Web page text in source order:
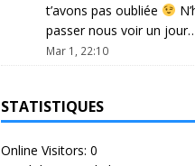
t’avons pas oubliée
passer nous voir un
Mar 1, 22:10
STATISTIQUES
Online Visitors: 0